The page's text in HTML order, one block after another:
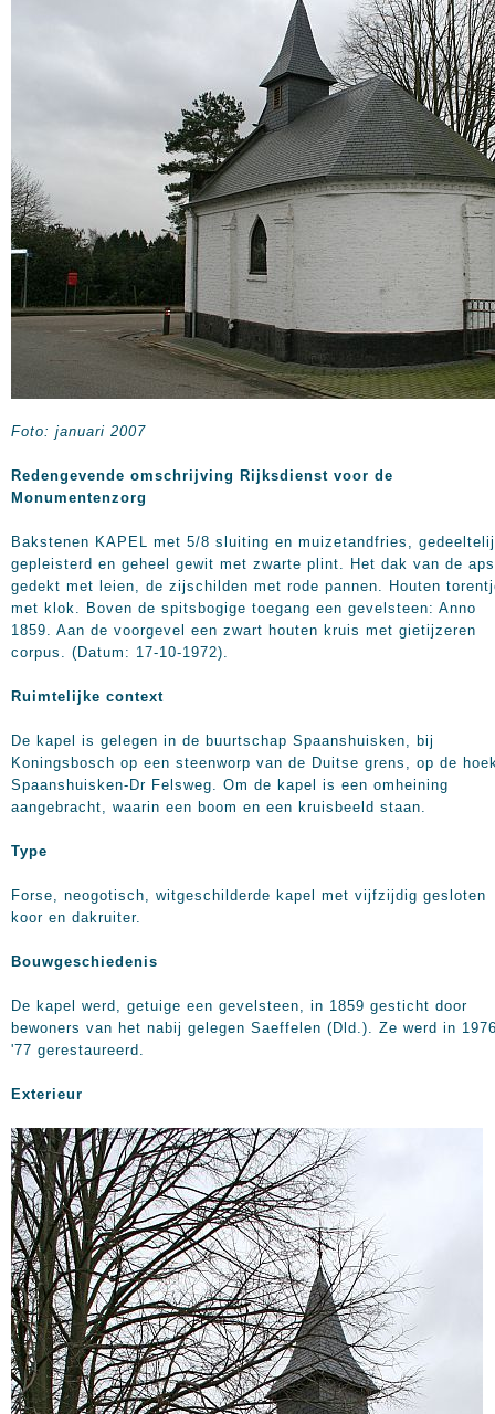
Foto: januari 2007
Redengevende omschrijving Rijksdienst voor de
Monumentenzorg
Bakstenen KAPEL met 5/8 sluiting en muizetandfries,
gepleisterd en geheel gewit met zwarte plint. Het dak van de
gedekt met leien, de zijschilden met rode pannen. Houten
met klok. Boven de spitsbogige toegang een gevelsteen: Anno
1859. Aan de voorgevel een zwart houten kruis met gietijzeren
corpus. (Datum: 17-10-1972).
Ruimtelijke context
De kapel is gelegen in de buurtschap Spaanshuisken, bij
Koningsbosch op een steenworp van de Duitse grens, op de
Spaanshuisken-Dr Felsweg. Om de kapel is een omheining
aangebracht, waarin een boom en een kruisbeeld staan.
Type
Forse, neogotisch, witgeschilderde kapel met vijfzijdig gesloten
koor en dakruiter.
Bouwgeschiedenis
De kapel werd, getuige een gevelsteen, in 1859 gesticht door
bewoners van het nabij gelegen Saeffelen (Dld.). Ze werd in
'77 gerestaureerd.
Exterieur